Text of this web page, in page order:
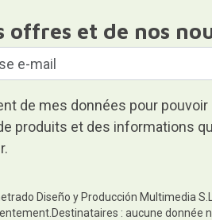
offres et de nos
de mes données pour pouvoir
produits et des informations
Diseño y Producción Multimedia
: aucune donnée